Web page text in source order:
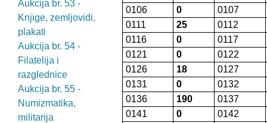
Aukcija br. 53 -
Knjige, zemljovidi,
plakati
Aukcija br. 54 -
Filatelija i
razglednice
Aukcija br. 55 -
Numizmatika,
militarija
0106
0
0107
0111
25
0112
0116
0
0117
0121
0
0122
0126
18
0127
0131
0
0132
0136
190
0137
0141
0
0142